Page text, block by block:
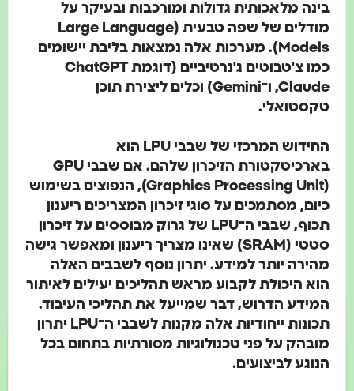
בינה מלאכותית גדולות ומורכבות ובעיקר על
מודלים של שפה טבעית (Large Language
Models). מערכות אלה נמצאות בליבת יישומים
כמו צ'טבוטים ג'נרטיביים (דוגמת ChatGPT
,Claude ו־Gemini) וכלים ליצירת תוכן
טקסטואלי.
החידוש המרכזי של שבבי LPU הוא
בארכיטקטורת הזיכרון שלהם. אם שבבי GPU
(Graphics Processing Unit), הנפוצים בשימוש
כיום, מסתמכים על סוגי זיכרון המצריכים ריענון
תכוף, שבבי ה־LPU של גרוק מבוססים על זיכרון
סטטי (SRAM) שאינו מצריך ריענון ומאפשר גישה
מהירה יותר למידע. יתרון נוסף לשבבים האלה
הוא היכולת לקבוע מראש תהליכים יעילים לאיתור
המידע הדרוש, דבר שמייעל את תהליכי העיבוד.
תכונות ייחודיות אלה מקנות לשבבי ה־LPU יתרון
מובהק על פני טכנולוגיות מסורתיות בתחום בכל
הנוגע לביצועים.